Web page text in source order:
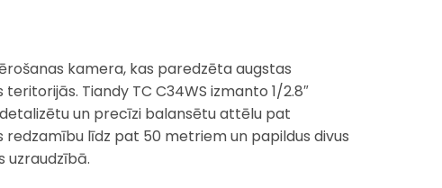
kamera, kas paredzēta augstas
Tiandy TC C34WS izmanto 1/2.8″
detalizētu un precīzi balansētu attēlu pat
līdz pat 50 metriem un papildus divus
uzraudzībā.